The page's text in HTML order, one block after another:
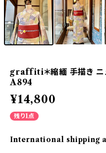
graffiti＊縮緬 手描き ニ
A894
¥14,800
残り1点
International shipping